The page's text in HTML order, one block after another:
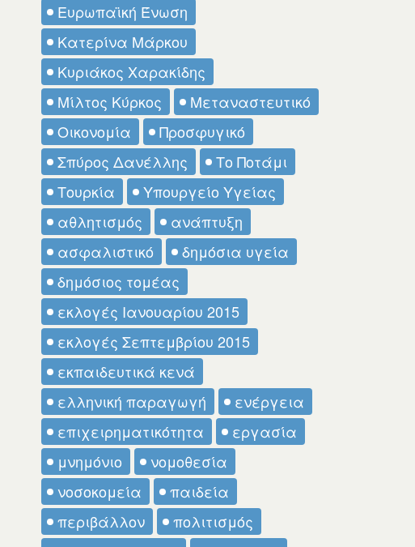
Ευρωπαϊκή Ένωση
Κατερίνα Μάρκου
Κυριάκος Χαρακίδης
Μίλτος Κύρκος
Μεταναστευτικό
Οικονομία
Προσφυγικό
Σπύρος Δανέλλης
Το Ποτάμι
Τουρκία
Υπουργείο Υγείας
αθλητισμός
ανάπτυξη
ασφαλιστικό
δημόσια υγεία
δημόσιος τομέας
εκλογές Ιανουαρίου 2015
εκλογές Σεπτεμβρίου 2015
εκπαιδευτικά κενά
ελληνική παραγωγή
ενέργεια
επιχειρηματικότητα
εργασία
μνημόνιο
νομοθεσία
νοσοκομεία
παιδεία
περιβάλλον
πολιτισμός